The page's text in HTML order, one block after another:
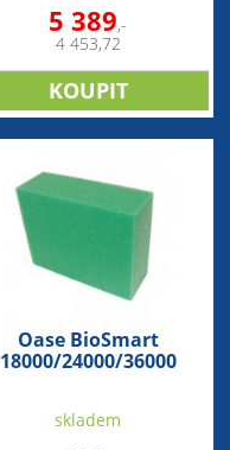
5 389,-
4 453,72
Oase BioSmart
18000/24000/36000
skladem